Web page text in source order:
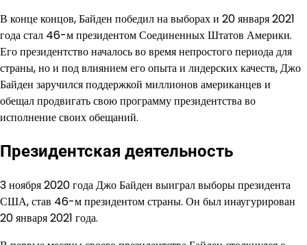
В конце концов, Байден победил на выборах и 20 января 2021
года стал 46-м президентом Соединенных Штатов Америки.
Его президентство началось во время непростого периода для
страны, но и под влиянием его опыта и лидерских качеств, Джо
Байден заручился поддержкой миллионов американцев и
обещал продвигать свою программу президентства во
исполнение своих обещаний.
Президентская деятельность
3 ноября 2020 года Джо Байден выиграл выборы президента
США, став 46-м президентом страны. Он был инаугурирован
20 января 2021 года.